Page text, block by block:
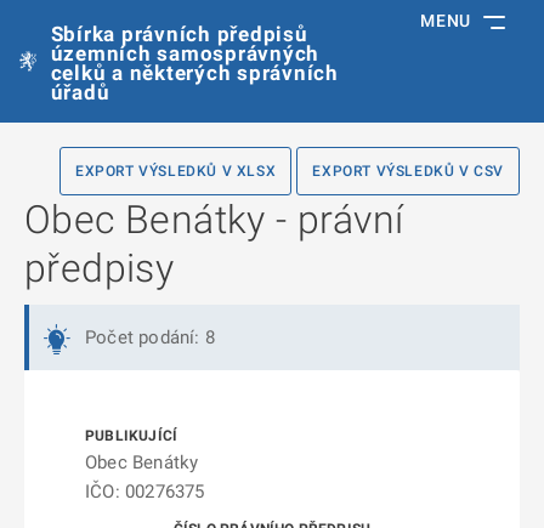
Sbírka právních předpisů
územních samosprávných
celků a některých správních
úřadů
MENU
EXPORT VÝSLEDKŮ V XLSX EXPORT VÝSLEDKŮ V CSV
Obec Benátky - právní
předpisy
Počet podání: 8
Obec Benátky
IČO: 00276375